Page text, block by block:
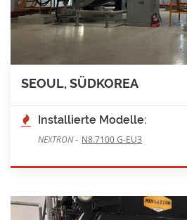
SEOUL, SÜDKOREA
Installierte Modelle:
NEXTRON- N8.7100 G-EU3